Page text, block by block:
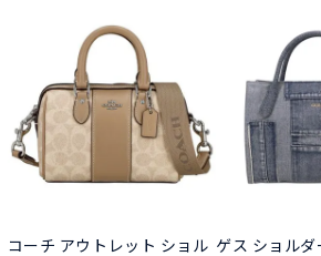
コーチ アウトレット ショル ゲス ショル